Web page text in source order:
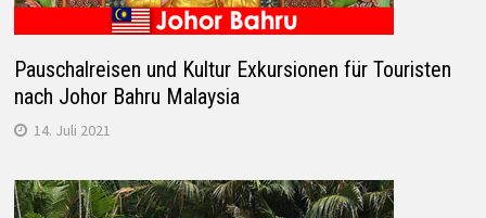
Pauschalreisen und Kultur Exkursionen für Touristen
nach Johor Bahru Malaysia
14. Juli 2021